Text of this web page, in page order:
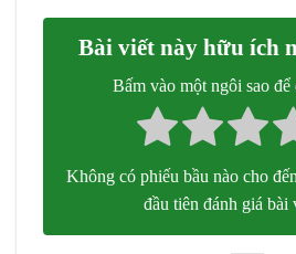
Bài viết này hữu ích
Bấm vào một ngôi sao để
Không có phiếu bầu nào cho
đầu tiên đánh giá bài